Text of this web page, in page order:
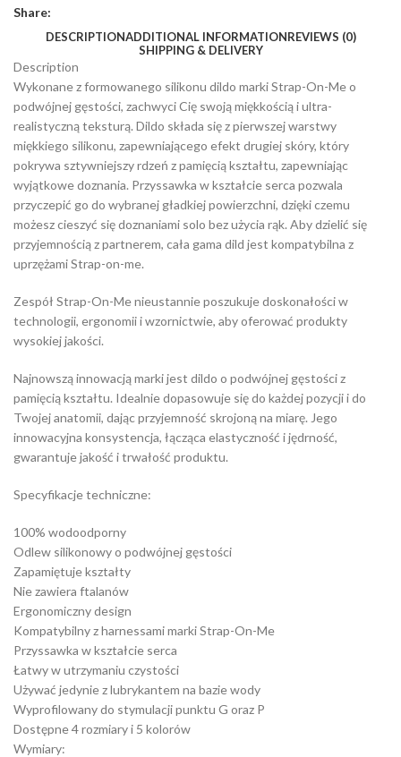
Share:
DESCRIPTIONADDITIONAL INFORMATIONREVIEWS (0)
SHIPPING & DELIVERY
Description
Wykonane z formowanego silikonu dildo marki Strap-On-Me o
podwójnej gęstości, zachwyci Cię swoją miękkością i ultra-
realistyczną teksturą. Dildo składa się z pierwszej warstwy
miękkiego silikonu, zapewniającego efekt drugiej skóry, który
pokrywa sztywniejszy rdzeń z pamięcią kształtu, zapewniając
wyjątkowe doznania. Przyssawka w kształcie serca pozwala
przyczepić go do wybranej gładkiej powierzchni, dzięki czemu
możesz cieszyć się doznaniami solo bez użycia rąk. Aby dzielić się
przyjemnością z partnerem, cała gama dild jest kompatybilna z
uprzężami Strap-on-me.
Zespół Strap-On-Me nieustannie poszukuje doskonałości w
technologii, ergonomii i wzornictwie, aby oferować produkty
wysokiej jakości.
Najnowszą innowacją marki jest dildo o podwójnej gęstości z
pamięcią kształtu. Idealnie dopasowuje się do każdej pozycji i do
Twojej anatomii, dając przyjemność skrojoną na miarę. Jego
innowacyjna konsystencja, łącząca elastyczność i jędrność,
gwarantuje jakość i trwałość produktu.
Specyfikacje techniczne:
100% wodoodporny
Odlew silikonowy o podwójnej gęstości
Zapamiętuje kształty
Nie zawiera ftalanów
Ergonomiczny design
Kompatybilny z harnessami marki Strap-On-Me
Przyssawka w kształcie serca
Łatwy w utrzymaniu czystości
Używać jedynie z lubrykantem na bazie wody
Wyprofilowany do stymulacji punktu G oraz P
Dostępne 4 rozmiary i 5 kolorów
Wymiary: